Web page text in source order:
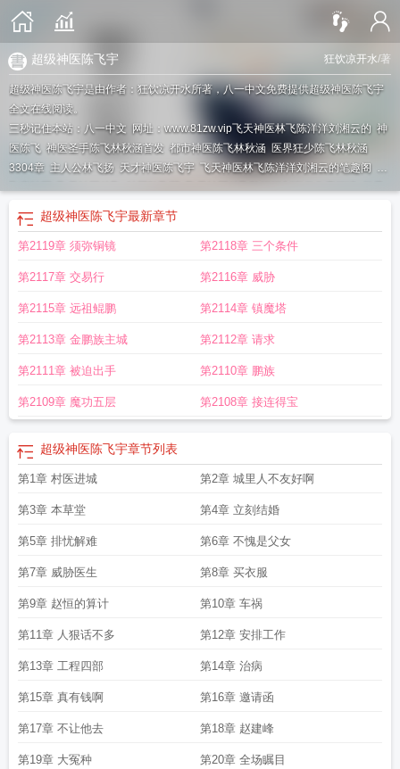
狂饮凉开水/著
超级神医陈飞宇
超级神医陈飞宇是由作者：狂饮凉开水所著，八一中文免费提供超级神医陈飞宇
全文在线阅读。
三秒记住本站：八一中文 网址：www.81zw.vip飞天神医林飞陈洋洋刘湘云的 神
医陈飞 神医圣手陈飞林秋涵首发 都市神医陈飞林秋涵 医界狂少陈飞林秋涵
3304章 主人公林飞扬 天才神医陈飞宇 飞天神医林飞陈洋洋刘湘云的笔趣阁 陈
小神医林飞与陈雨菲
神医陈飞林秋涵
飞宇
超级神医陈飞宇最新章节
第2119章 须弥铜镜 第2118章 三个条件
第2117章 交易行 第2116章 威胁
第2115章 远祖鲲鹏 第2114章 镇魔塔
第2113章 金鹏族主城 第2112章 请求
第2111章 被迫出手 第2110章 鹏族
第2109章 魔功五层 第2108章 接连得宝
超级神医陈飞宇章节列表
第1章 村医进城 第2章 城里人不友好啊
第3章 本草堂 第4章 立刻结婚
第5章 排忧解难 第6章 不愧是父女
第7章 威胁医生 第8章 买衣服
第9章 赵恒的算计 第10章 车祸
第11章 人狠话不多 第12章 安排工作
第13章 工程四部 第14章 治病
第15章 真有钱啊 第16章 邀请函
第17章 不让他去 第18章 赵建峰
第19章 大冤种 第20章 全场瞩目